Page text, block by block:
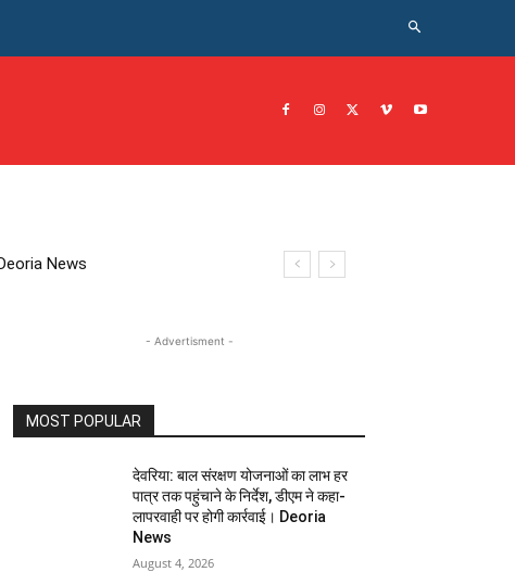
JOB नोकरी सरकारी योजना
Deoria News
- Advertisment -
MOST POPULAR
देवरिया: बाल संरक्षण योजनाओं का लाभ हर
पात्र तक पहुंचाने के निर्देश, डीएम ने कहा-
लापरवाही पर होगी कार्रवाई। Deoria
News
August 4, 2026